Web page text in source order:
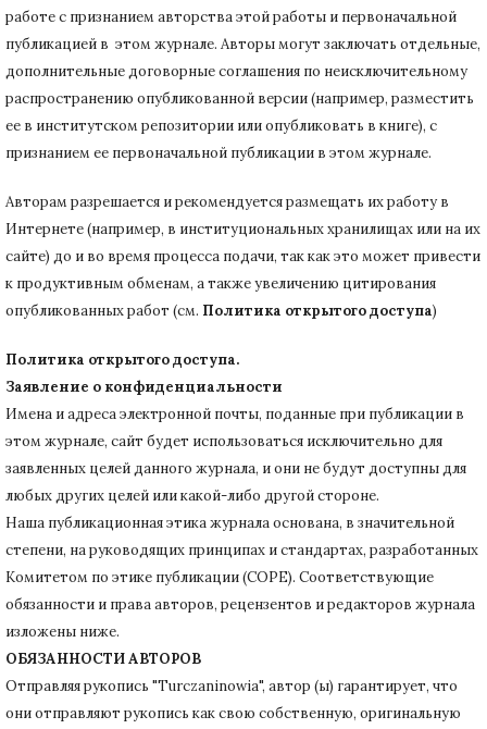
работе с признанием авторства этой работы и первоначальной
публикацией в этом журнале. Авторы могут заключать отдельные,
дополнительные договорные соглашения по неисключительному
распространению опубликованной версии (например, разместить
ее в институтском репозитории или опубликовать в книге), с
признанием ее первоначальной публикации в этом журнале.
Авторам разрешается и рекомендуется размещать их работу в
Интернете (например, в институциональных хранилищах или на их
сайте) до и во время процесса подачи, так как это может привести
к продуктивным обменам, а также увеличению цитирования
опубликованных работ (см. Политика открытого доступа)
Политика открытого доступа.
Заявление о конфиденциальности
Имена и адреса электронной почты, поданные при публикации в
этом журнале, сайт будет использоваться исключительно для
заявленных целей данного журнала, и они не будут доступны для
любых других целей или какой-либо другой стороне.
Наша публикационная этика журнала основана, в значительной
степени, на руководящих принципах и стандартах, разработанных
Комитетом по этике публикации (COPE). Соответствующие
обязанности и права авторов, рецензентов и редакторов журнала
изложены ниже.
ОБЯЗАННОСТИ АВТОРОВ
Отправляя рукопись "Turczaninowia", автор (ы) гарантирует, что
они отправляют рукопись как свою собственную, оригинальную